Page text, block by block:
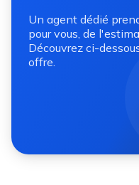
Un agent dédié
pour vous, de
Découvrez ci-
offre.